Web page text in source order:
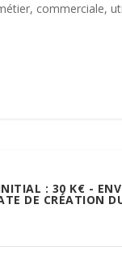
commerciale,
: 30 K€ -
DE CRÉATION